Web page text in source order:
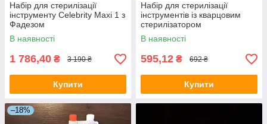
Набір для стерилізації
інструменту Celebrity Maxi 1 з
Фадезом
В наявності
1 786,40 ₴ 3 190 ₴
Купити
Набір для стерилізації
інструментів із кварцовим
стерилізатором
В наявності
595,12 ₴ 692 ₴
Купити
–18%